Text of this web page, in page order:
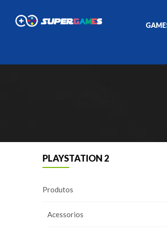
PLAYSTATION 2
Produtos
Acessorios